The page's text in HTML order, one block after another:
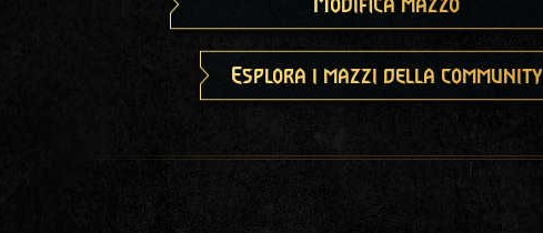
Modifica mazzo
Esplora i mazzi della community